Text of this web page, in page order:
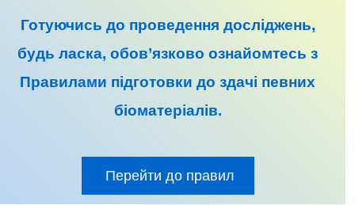
Готуючись до проведення досліджень,
будь ласка, обов’язково ознайомтесь з
Правилами підготовки до здачі певних
біоматеріалів.
Перейти до правил